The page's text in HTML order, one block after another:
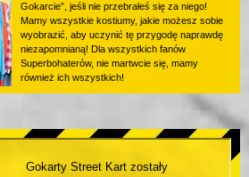
Gokarcie”, jeśli nie przebrałeś się za niego!
Mamy wszystkie kostiumy, jakie możesz sobie
wyobrazić, aby uczynić tę przygodę naprawdę
niezapomnianą! Dla wszystkich fanów
Superbohaterów, nie martwcie się, mamy
również ich wszystkich!
Gokarty Street Kart zostały